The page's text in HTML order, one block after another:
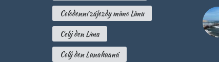
Celodenní zájezdy mimo Limu
Celý den Lima
Celý den Lunahuaná